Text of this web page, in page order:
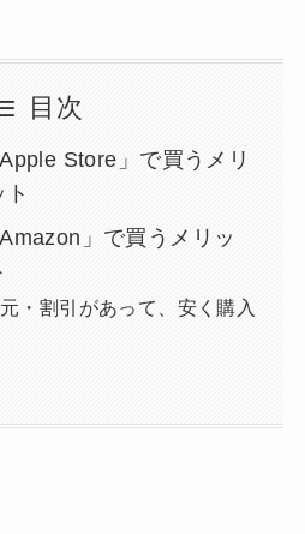
目次
Store」で買うメリ
」で買うメリッ
・割引があって、安く購入